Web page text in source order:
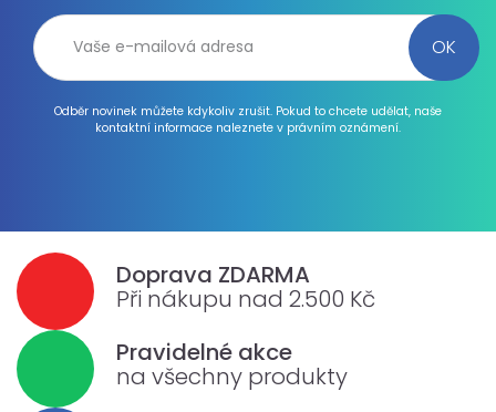
Odběr novinek můžete kdykoliv zrušit. Pokud to chcete udělat, naše
kontaktní informace naleznete v právním oznámení.
Doprava ZDARMA
Při nákupu nad 2.500 Kč
Pravidelné akce
na všechny produkty